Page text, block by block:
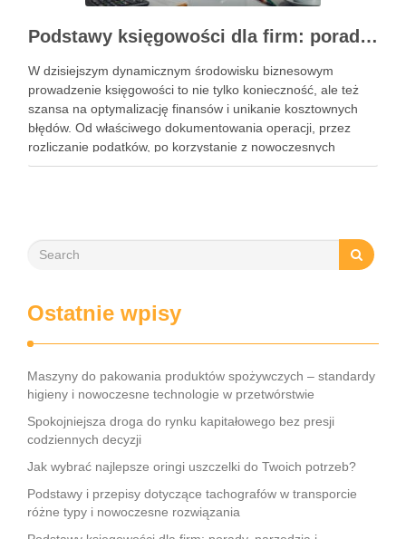
Podstawy księgowości dla firm: porady, narzędzia i nowoczesne rozwiązania
W dzisiejszym dynamicznym środowisku biznesowym
prowadzenie księgowości to nie tylko konieczność, ale też
szansa na optymalizację finansów i unikanie kosztownych
błędów. Od właściwego dokumentowania operacji, przez
rozliczanie podatków, po korzystanie z nowoczesnych
narzędzi – każdy przedsiębiorca musi znać kluczowe
Ostatnie wpisy
Maszyny do pakowania produktów spożywczych – standardy
higieny i nowoczesne technologie w przetwórstwie
Spokojniejsza droga do rynku kapitałowego bez presji
codziennych decyzji
Jak wybrać najlepsze oringi uszczelki do Twoich potrzeb?
Podstawy i przepisy dotyczące tachografów w transporcie
różne typy i nowoczesne rozwiązania